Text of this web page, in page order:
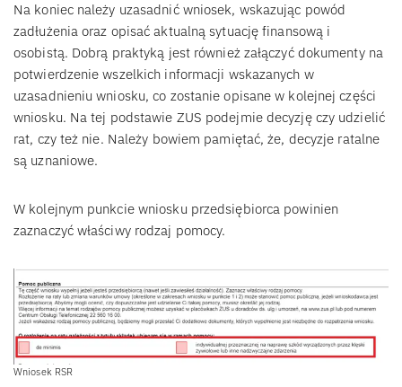
Na koniec należy uzasadnić wniosek, wskazując powód
zadłużenia oraz opisać aktualną sytuację finansową i
osobistą. Dobrą praktyką jest również załączyć dokumenty na
potwierdzenie wszelkich informacji wskazanych w
uzasadnieniu wniosku, co zostanie opisane w kolejnej części
wniosku. Na tej podstawie ZUS podejmie decyzję czy udzielić
rat, czy też nie. Należy bowiem pamiętać, że, decyzje ratalne
są uznaniowe.
W kolejnym punkcie wniosku przedsiębiorca powinien
zaznaczyć właściwy rodzaj pomocy.
Wniosek RSR